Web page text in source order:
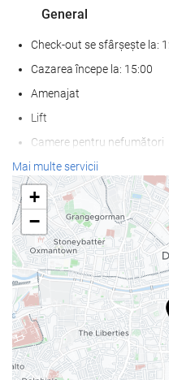
General
Check-out se sfârșește la:
Cazarea începe la: 15:00
Amenajat
Lift
Camere pentru nefumători
Zonă pentru fumat
Nu sunt permise animale
Servicii de primire
cameră de bagaje
Seif
Schimb valutar
birou de turism
Mai multe servicii
+
−